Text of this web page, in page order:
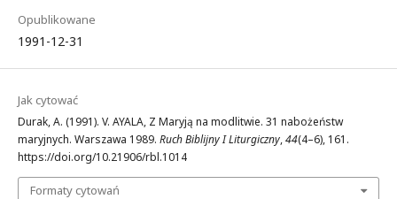
Opublikowane
1991-12-31
Jak cytować
Durak, A. (1991). V. AYALA, Z Maryją na modlitwie. 31 nabożeństw
maryjnych. Warszawa 1989. Ruch Biblijny I Liturgiczny,44(4–6), 161.
https://doi.org/10.21906/rbl.1014
Formaty cytowań